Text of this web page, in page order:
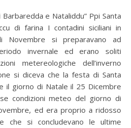
di farina I contadini siciliani in
Novembre si preparavano ad
invernale ed erano soliti
metereologiche dell’inverno
si diceva che la festa di Santa
il giorno di Natale il 25 Dicembre
condizioni meteo del giorno di
ed era proprio a ridosso
che si concludevano le ultime